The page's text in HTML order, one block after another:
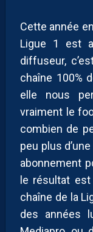
Cette année
Ligue 1 est
diffuseur,
chaîne 100%
elle nous
vraiment le
combien de
peu plus
abonnement
le résultat est
chaîne de la
des années